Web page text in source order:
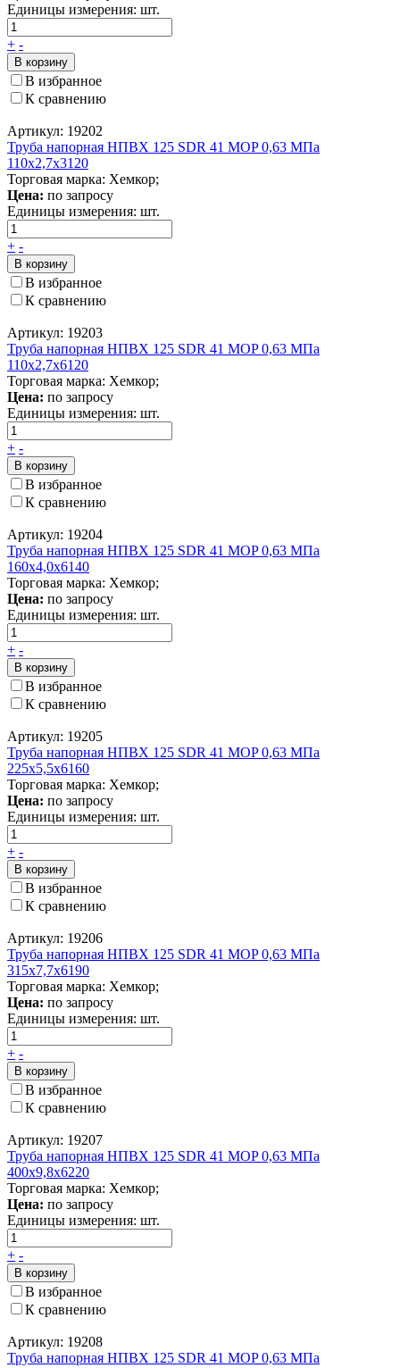
Единицы измерения: шт.
+ -
В корзину
В избранное
К сравнению
Артикул: 19202
Труба напорная НПВХ 125 SDR 41 MOP 0,63 МПа
110x2,7x3120
Торговая марка: Хемкор;
Цена: по запросу
Единицы измерения: шт.
+ -
В корзину
В избранное
К сравнению
Артикул: 19203
Труба напорная НПВХ 125 SDR 41 MOP 0,63 МПа
110x2,7x6120
Торговая марка: Хемкор;
Цена: по запросу
Единицы измерения: шт.
+ -
В корзину
В избранное
К сравнению
Артикул: 19204
Труба напорная НПВХ 125 SDR 41 MOP 0,63 МПа
160x4,0x6140
Торговая марка: Хемкор;
Цена: по запросу
Единицы измерения: шт.
+ -
В корзину
В избранное
К сравнению
Артикул: 19205
Труба напорная НПВХ 125 SDR 41 MOP 0,63 МПа
225x5,5x6160
Торговая марка: Хемкор;
Цена: по запросу
Единицы измерения: шт.
+ -
В корзину
В избранное
К сравнению
Артикул: 19206
Труба напорная НПВХ 125 SDR 41 MOP 0,63 МПа
315x7,7x6190
Торговая марка: Хемкор;
Цена: по запросу
Единицы измерения: шт.
+ -
В корзину
В избранное
К сравнению
Артикул: 19207
Труба напорная НПВХ 125 SDR 41 MOP 0,63 МПа
400x9,8x6220
Торговая марка: Хемкор;
Цена: по запросу
Единицы измерения: шт.
+ -
В корзину
В избранное
К сравнению
Артикул: 19208
Труба напорная НПВХ 125 SDR 41 MOP 0,63 МПа